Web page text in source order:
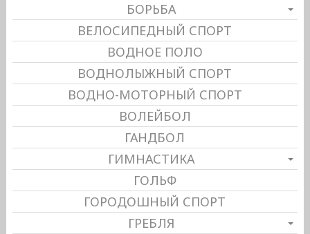
БОРЬБА
ВЕЛОСИПЕДНЫЙ СПОРТ
ВОДНОЕ ПОЛО
ВОДНОЛЫЖНЫЙ СПОРТ
ВОДНО-МОТОРНЫЙ СПОРТ
ВОЛЕЙБОЛ
ГАНДБОЛ
ГИМНАСТИКА
ГОЛЬФ
ГОРОДОШНЫЙ СПОРТ
ГРЕБЛЯ